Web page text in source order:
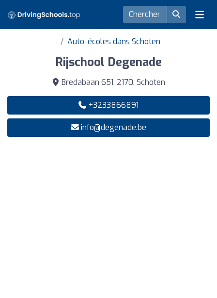
Auto-écoles dans Schoten
Rijschool Degenade
Bredabaan 651, 2170, Schoten
+3233866891
info@degenade.be